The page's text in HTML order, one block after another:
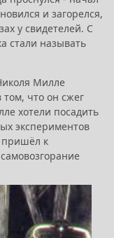
и загорелся,
у свидетелей. С
стали называть
Милле
том, что он сжег
хотели посадить
экспериментов
пришёл к